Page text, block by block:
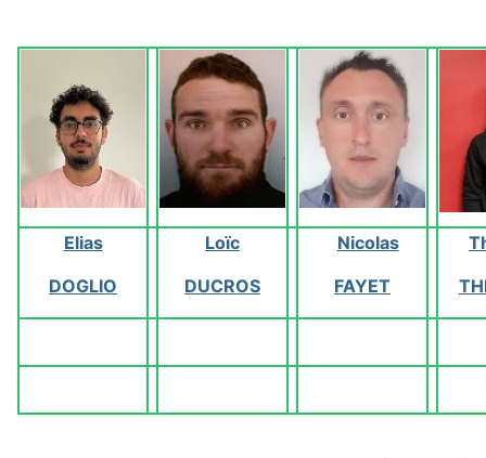
Elias
DOGLIO
Loïc
DUCROS
Nicolas
FAYET